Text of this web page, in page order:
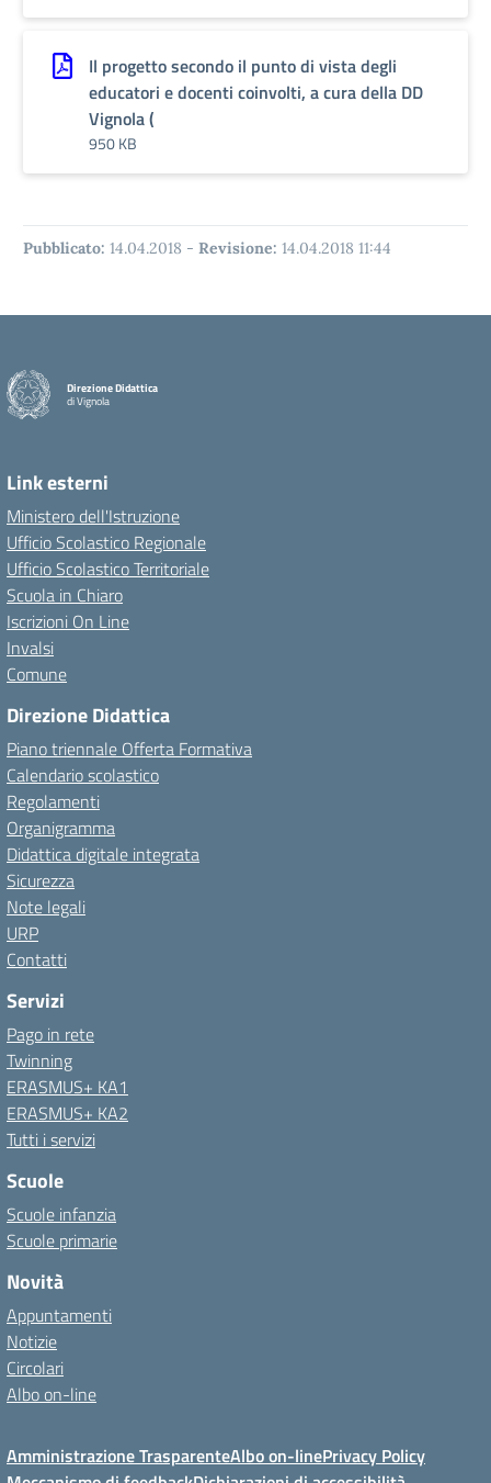
Il progetto secondo il punto di vista degli
educatori e docenti coinvolti, a cura della DD
Vignola (
950 KB
Pubblicato: 14.04.2018 - Revisione: 14.04.2018 11:44
Direzione Didattica
di Vignola
Link esterni
Ministero dell'Istruzione
Ufficio Scolastico Regionale
Ufficio Scolastico Territoriale
Scuola in Chiaro
Iscrizioni On Line
Invalsi
Comune
Direzione Didattica
Piano triennale Offerta Formativa
Calendario scolastico
Regolamenti
Organigramma
Didattica digitale integrata
Sicurezza
Note legali
URP
Contatti
Servizi
Pago in rete
Twinning
ERASMUS+ KA1
ERASMUS+ KA2
Tutti i servizi
Scuole
Scuole infanzia
Scuole primarie
Novità
Appuntamenti
Notizie
Circolari
Albo on-line
Amministrazione TrasparenteAlbo on-linePrivacy Policy